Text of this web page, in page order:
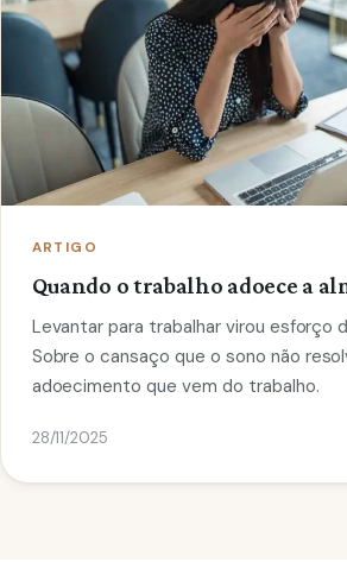
ARTIGO
Quando o trabalho adoece a
Levantar para trabalhar virou esforço
Sobre o cansaço que o sono não
adoecimento que vem do trabalho.
28/11/2025